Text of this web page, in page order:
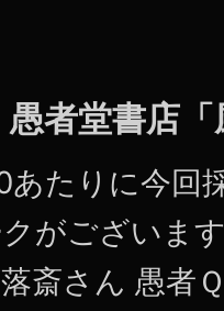
愚者堂書店
あたりに今回
がございま
落斎さん 愚者